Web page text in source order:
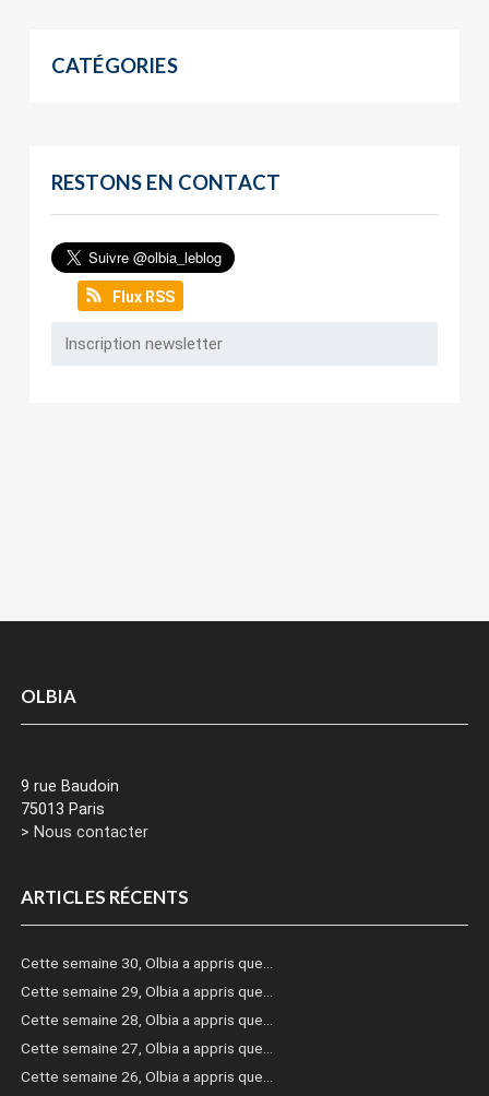
CATÉGORIES
RESTONS EN CONTACT
Flux RSS
OLBIA
9 rue Baudoin
75013 Paris
> Nous contacter
ARTICLES RÉCENTS
Cette semaine 30, Olbia a appris que…
Cette semaine 29, Olbia a appris que…
Cette semaine 28, Olbia a appris que…
Cette semaine 27, Olbia a appris que…
Cette semaine 26, Olbia a appris que…